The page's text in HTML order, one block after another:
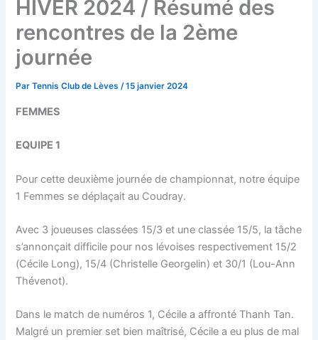
HIVER 2024 / Résumé des
rencontres de la 2ème
journée
ParTennis Club de Lèves/15 janvier 2024
FEMMES
EQUIPE 1
Pour cette deuxième journée de championnat, notre équipe
1 Femmes se déplaçait au Coudray.
Avec 3 joueuses classées 15/3 et une classée 15/5, la tâche
s’annonçait difficile pour nos lévoises respectivement 15/2
(Cécile Long), 15/4 (Christelle Georgelin) et 30/1 (Lou-Ann
Thévenot).
Dans le match de numéros 1, Cécile a affronté Thanh Tan.
Malgré un premier set bien maîtrisé, Cécile a eu plus de mal